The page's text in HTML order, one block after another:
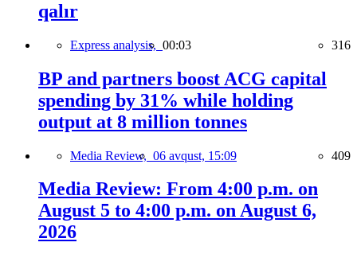
qalır
Express analysis, 00:03 316
BP and partners boost ACG capital
spending by 31% while holding
output at 8 million tonnes
Media Review, 06 avqust, 15:09 409
Media Review: From 4:00 p.m. on
August 5 to 4:00 p.m. on August 6,
2026